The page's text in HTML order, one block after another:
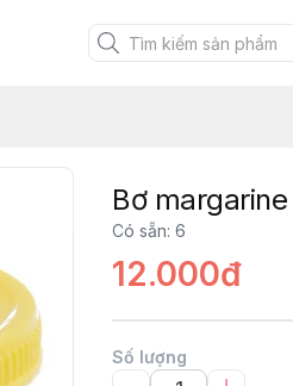
Bơ
Có sẵn: 6
12.000đ
Số lượng